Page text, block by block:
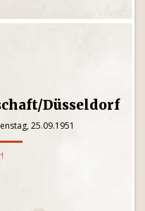
Düsseldorf
25.09.1951